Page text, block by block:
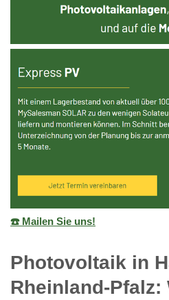
☎️ Mailen Sie uns!
Photovoltaik in
Rheinland-Pfalz: